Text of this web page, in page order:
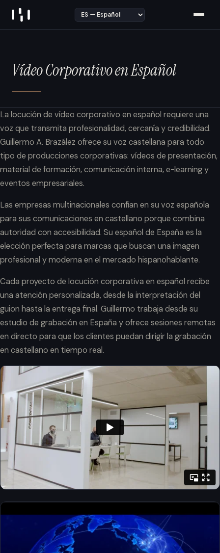
Skip to content
Vídeo Corporativo en Español
La locución de vídeo corporativo en español requiere una
voz que transmita profesionalidad, cercanía y credibilidad.
Guillermo A. Brazález ofrece su voz castellana para todo
tipo de producciones corporativas: vídeos de presentación,
material de formación, comunicación interna, e-learning y
eventos empresariales.
Las empresas multinacionales confían en su voz española
para sus comunicaciones en castellano porque combina
autoridad con accesibilidad. Su español de España es la
elección perfecta para marcas que buscan una imagen
profesional y moderna en el mercado hispanohablante.
Cada proyecto de locución corporativa en español recibe
una atención personalizada, desde la interpretación del
guion hasta la entrega final. Guillermo trabaja desde su
estudio de grabación en España y ofrece sesiones remotas
en directo para que los clientes puedan dirigir la grabación
en castellano en tiempo real.